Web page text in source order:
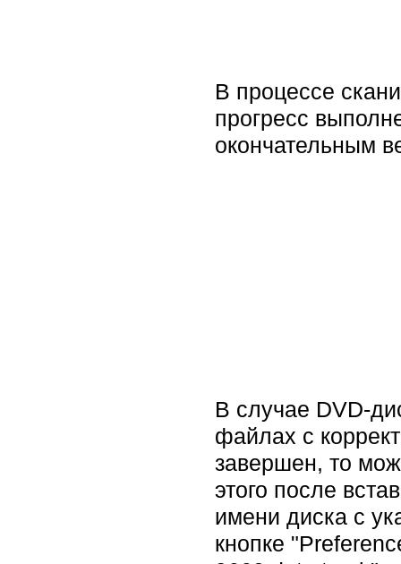
В процессе
прогресс
окончательным
В случае DVD-
файлах с
завершен, то
этого после
имени диска с
кнопке